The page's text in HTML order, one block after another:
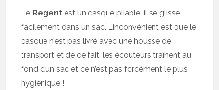
Le Regent est un casque pliable, il se glisse
facilement dans un sac. L’inconvénient est que le
casque n’est pas livré avec une housse de
transport et de ce fait, les écouteurs traînent au
fond d’un sac et ce n’est pas forcément le plus
hygiénique !